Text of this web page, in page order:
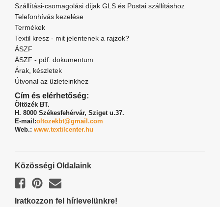
Szállítási-csomagolási díjak GLS és Postai szállításhoz
Telefonhívás kezelése
Termékek
Textil kresz - mit jelentenek a rajzok?
ÁSZF
ÁSZF - pdf. dokumentum
Árak, készletek
Útvonal az üzleteinkhez
Cím és elérhetőség:
Öltözék BT.
H. 8000 Székesfehérvár, Sziget u.37.
E-mail:oltozekbt@gmail.com
Web.: www.textilcenter.hu
Közösségi Oldalaink
Iratkozzon fel hírlevelünkre!